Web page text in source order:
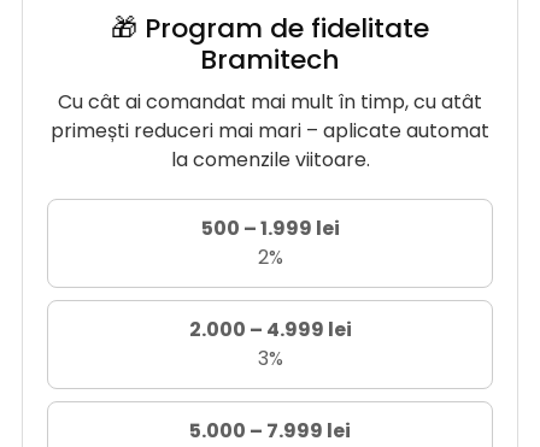
🎁 Program de fidelitate
Bramitech
Cu cât ai comandat mai mult în timp, cu atât
primești reduceri mai mari – aplicate automat
la comenzile viitoare.
500 – 1.999 lei
2%
2.000 – 4.999 lei
3%
5.000 – 7.999 lei